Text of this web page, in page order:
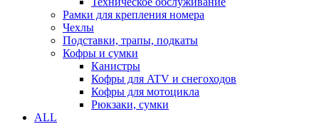
Рамки для крепления номера
Чехлы
Подставки, трапы, подкаты
Кофры и сумки
Канистры
Кофры для ATV и снегоходов
Кофры для мотоцикла
Рюкзаки, сумки
ALL